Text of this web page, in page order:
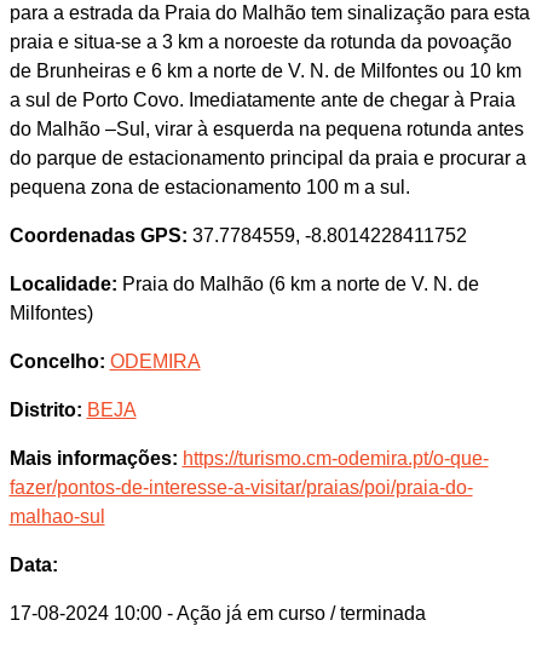
para a estrada da Praia do Malhão tem sinalização para esta
praia e situa-se a 3 km a noroeste da rotunda da povoação
de Brunheiras e 6 km a norte de V. N. de Milfontes ou 10 km
a sul de Porto Covo. Imediatamente ante de chegar à Praia
do Malhão –Sul, virar à esquerda na pequena rotunda antes
do parque de estacionamento principal da praia e procurar a
pequena zona de estacionamento 100 m a sul.
Coordenadas GPS: 37.7784559, -8.8014228411752
Localidade: Praia do Malhão (6 km a norte de V. N. de
Milfontes)
Concelho: ODEMIRA
Distrito: BEJA
Mais informações: https://turismo.cm-odemira.pt/o-que-
fazer/pontos-de-interesse-a-visitar/praias/poi/praia-do-
malhao-sul
Data:
17-08-2024 10:00 - Ação já em curso / terminada